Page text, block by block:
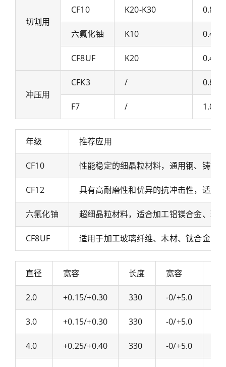
切割用
CF10 K20-K30
六氟化铀 K10
CF8UF K20
冲压用
CFK3 / 0.8-
F7 /
年级 推荐应用
CF10 性能稳定的细晶粒材料，通用钢、铸铁
CF12 具有高耐磨性和优异的抗冲击性，适用
六氟化铀 超细晶粒材料，适合加工铝镁合金、玻
CF8UF 适用于加工玻璃纤维、木材、钛合金、
直径 宽容 长度 宽容
2.0 +0.15/+0.30 330 -0/+5.0
3.0 +0.15/+0.30 330 -0/+5.0
4.0 +0.25/+0.40 330 -0/+5.0